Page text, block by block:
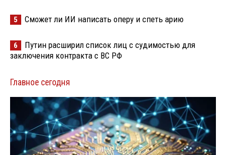
5 Сможет ли ИИ написать оперу и спеть арию
6
Путин расширил список лиц с судимостью для
заключения контракта с ВС РФ
Главное сегодня